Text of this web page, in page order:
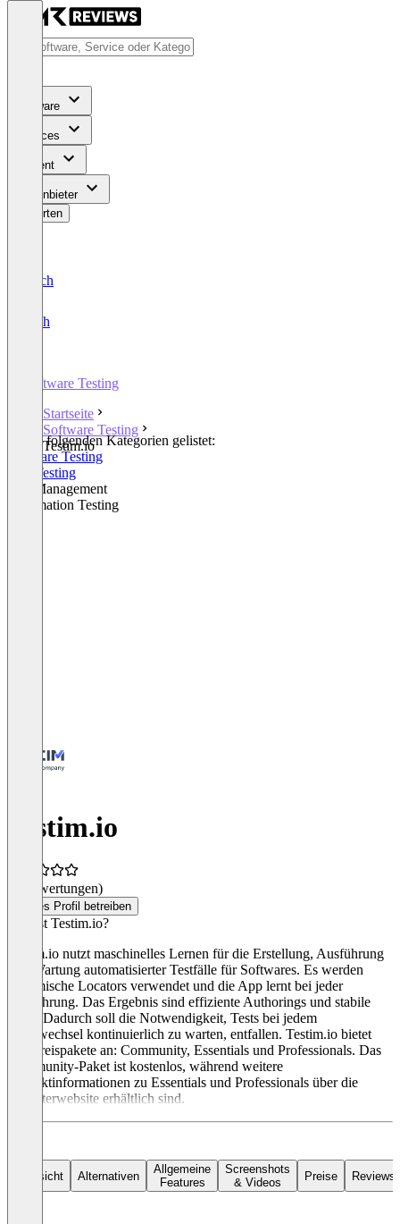
Software
Services
Content
Für Anbieter
Bewerten
Deutsch
English
Software Testing
Startseite
Software Testing
Testim.io
In den folgenden Kategorien gelistet:
Software Testing
A/B Testing
Test Management
Automation Testing
Testim.io
(0 Bewertungen)
Dieses Profil betreiben
Was ist Testim.io?
Testim.io nutzt maschinelles Lernen für die Erstellung, Ausführung
und Wartung automatisierter Testfälle für Softwares. Es werden
dynamische Locators verwendet und die App lernt bei jeder
Ausführung. Das Ergebnis sind effiziente Authorings und stabile
Tests. Dadurch soll die Notwendigkeit, Tests bei jedem
Codewechsel kontinuierlich zu warten, entfallen. Testim.io bietet
drei Preispakete an: Community, Essentials und Professionals. Das
Community-Paket ist kostenlos, während weitere
Produktinformationen zu Essentials und Professionals über die
Anbieterwebsite erhältlich sind.
Übersicht Alternativen
Allgemeine
Features
Screenshots
& Videos
Preise Reviews